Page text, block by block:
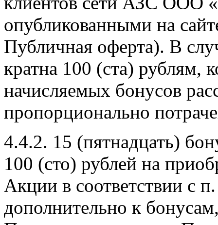
опубликованными на
Публичная оферта). В
кратна 100 (ста) рублям,
начисляемых бонусов
пропорционально
4.4.2. 15 (пятнадцать)
100 (сто) рублей на
Акции в соответствии с
дополнительно к